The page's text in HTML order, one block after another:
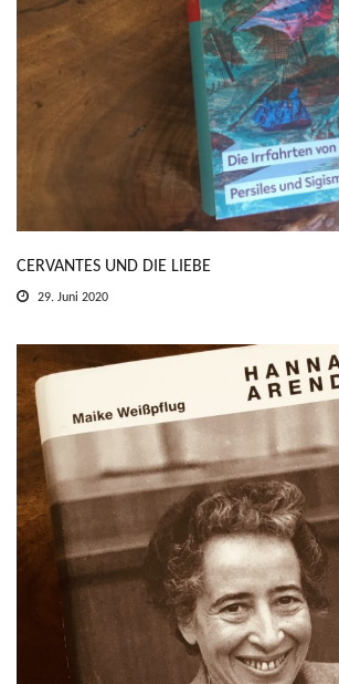
CERVANTES UND DIE LIEBE
29. Juni 2020